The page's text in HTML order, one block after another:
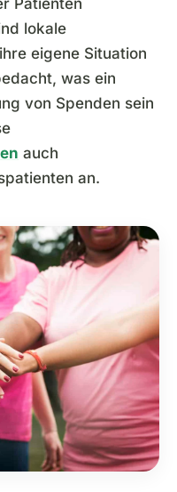
Patienten
lokale
eigene Situation
was ein
von Spenden sein
auch
an.